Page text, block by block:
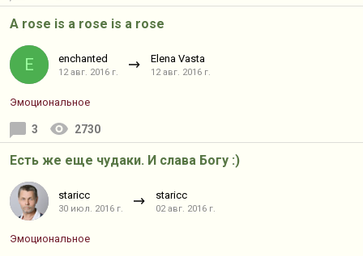
A rose is a rose is a rose
E enchanted
12 авг. 2016 г.
Elena Vasta
12 авг. 2016 г.
Эмоциональное
3 2730
Есть же еще чудаки. И слава Богу :)
staricc
30 июл. 2016 г.
staricc
02 авг. 2016 г.
Эмоциональное